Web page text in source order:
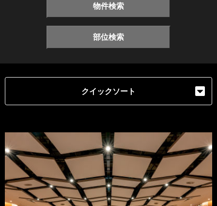
物件検索
部位検索
クイックソート